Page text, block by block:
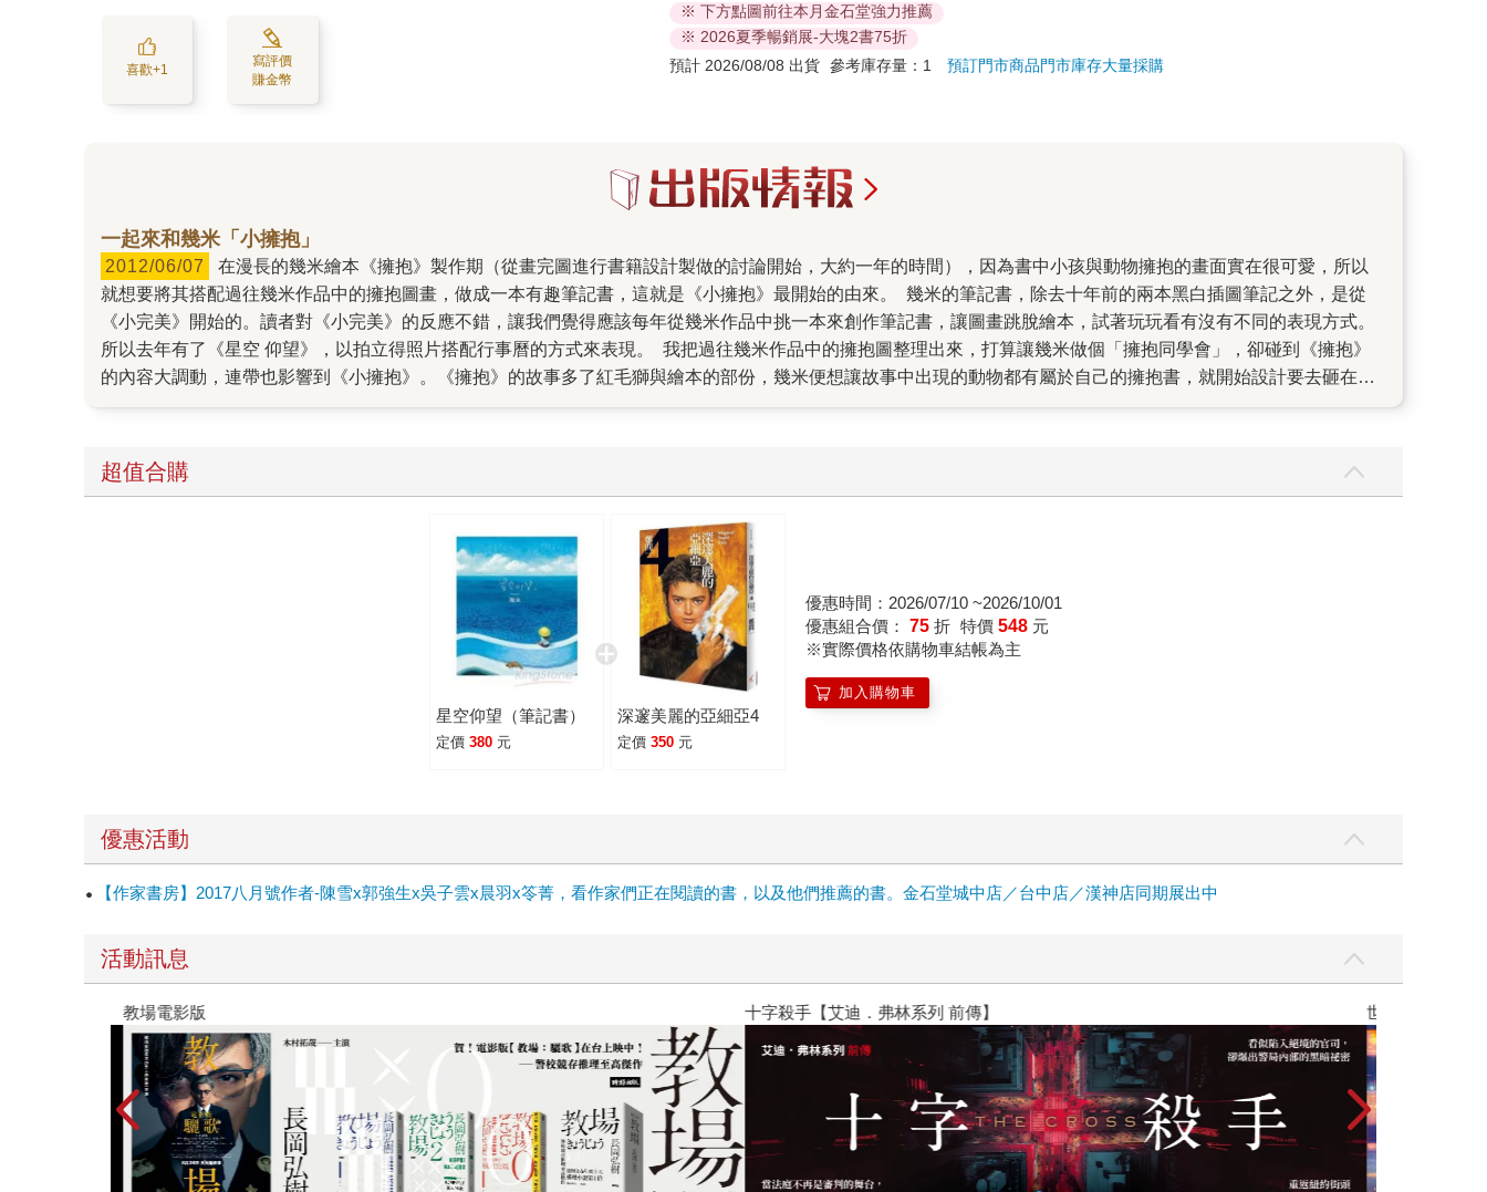
喜歡+1
寫評價
賺金幣
※ 下方點圖前往本月金石堂強力推薦
※ 2026夏季暢銷展-大塊2書75折
預計 2026/08/08 出貨 參考庫存量：1預訂門市商品門市庫存大量採購
一起來和幾米「小擁抱」
2012/06/07
在漫長的幾米繪本《擁抱》製作期（從畫完圖進行書籍設計製做的討論開始，大約一年的時間），因為書中小孩與動物擁抱的畫面實在很可愛，所以
就想要將其搭配過往幾米作品中的擁抱圖畫，做成一本有趣筆記書，這就是《小擁抱》最開始的由來。 幾米的筆記書，除去十年前的兩本黑白插圖筆記之外，是從
《小完美》開始的。讀者對《小完美》的反應不錯，讓我們覺得應該每年從幾米作品中挑一本來創作筆記書，讓圖畫跳脫繪本，試著玩玩看有沒有不同的表現方式。
所以去年有了《星空 仰望》，以拍立得照片搭配行事曆的方式來表現。 我把過往幾米作品中的擁抱圖整理出來，打算讓幾米做個「擁抱同學會」，卻碰到《擁抱》
的內容大調動，連帶也影響到《小擁抱》。《擁抱》的故事多了紅毛獅與繪本的部份，幾米便想讓故事中出現的動物都有屬於自己的擁抱書，就開始設計要去砸在每
語言的不同動物擁抱書封設計集，也和《擁抱》裡的故事有了延伸連結，也放了幾張過往的擁抱圖（好囉，有顧到「擁抱同學會」，很像是一本《擁抱》番外篇，也
是另一本畫集、作品集，當然也有筆記本功能。 這是幾米今年「玩」出來的小成果，跟大家分享。
超值合購
星空仰望（筆記書）
定價 380 元
深邃美麗的亞細亞4
定價 350 元
優惠時間：2026/07/10 ~2026/10/01
優惠組合價： 75 折 特價 548 元
※實際價格依購物車結帳為主
加入購物車
優惠活動
【作家書房】2017八月號作者-陳雪x郭強生x吳子雲x晨羽x笭菁，看作家們正在閱讀的書，以及他們推薦的書。金石堂城中店／台中店／漢神店同期展出中
活動訊息
教場電影版 十字殺手【艾迪．弗林系列 前傳】 世界上最透明